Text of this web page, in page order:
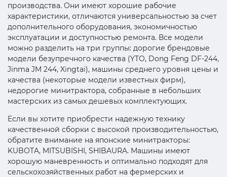
производства. Они имеют хорошие рабочие
характеристики, отличаются универсальностью за счет
дополнительного оборудования, экономичностью
эксплуатации и доступностью ремонта. Все модели
можно разделить на три группы: дорогие брендовые
модели безупречного качества (YTO, Dong Feng DF-244,
Jinma JM 244, Xingtai), машины среднего уровня цены и
качества (некоторые модели известных фирм),
недорогие минитрактора, собранные в небольших
мастерских из самых дешевых комплектующих.
Если вы хотите приобрести надежную технику
качественной сборки с высокой производительностью,
обратите внимание на японские минитракторы:
KUBOTA, MITSUBISHI, SHIBAURA. Машины имеют
хорошую маневренность и оптимально подходят для
сельскохозяйственных работ на фермерских и